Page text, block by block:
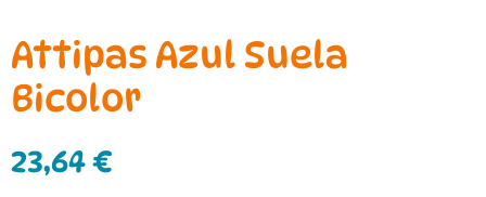
Attipas Azul Suela
Bicolor
23,64€